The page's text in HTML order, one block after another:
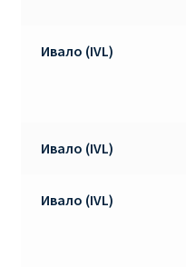
Ивало (IVL)
Ивало (IVL)
Ивало (IVL)